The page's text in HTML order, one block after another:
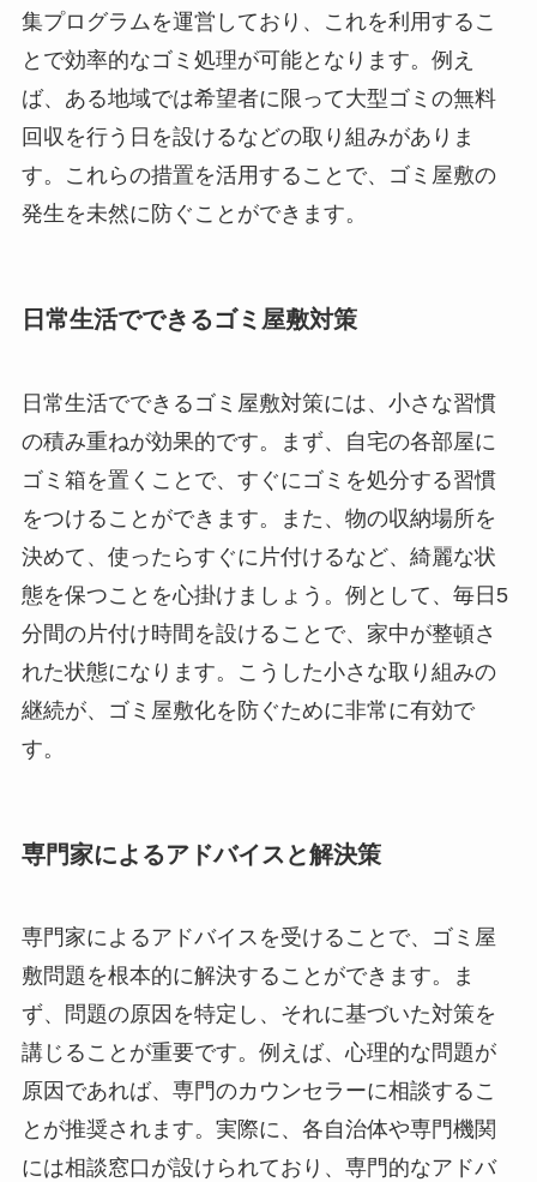
集プログラムを運営しており、これを利用するこ
とで効率的なゴミ処理が可能となります。例え
ば、ある地域では希望者に限って大型ゴミの無料
回収を行う日を設けるなどの取り組みがありま
す。これらの措置を活用することで、ゴミ屋敷の
発生を未然に防ぐことができます。
日常生活でできるゴミ屋敷対策
日常生活でできるゴミ屋敷対策には、小さな習慣
の積み重ねが効果的です。まず、自宅の各部屋に
ゴミ箱を置くことで、すぐにゴミを処分する習慣
をつけることができます。また、物の収納場所を
決めて、使ったらすぐに片付けるなど、綺麗な状
態を保つことを心掛けましょう。例として、毎日5
分間の片付け時間を設けることで、家中が整頓さ
れた状態になります。こうした小さな取り組みの
継続が、ゴミ屋敷化を防ぐために非常に有効で
す。
専門家によるアドバイスと解決策
専門家によるアドバイスを受けることで、ゴミ屋
敷問題を根本的に解決することができます。ま
ず、問題の原因を特定し、それに基づいた対策を
講じることが重要です。例えば、心理的な問題が
原因であれば、専門のカウンセラーに相談するこ
とが推奨されます。実際に、各自治体や専門機関
には相談窓口が設けられており、専門的なアドバ